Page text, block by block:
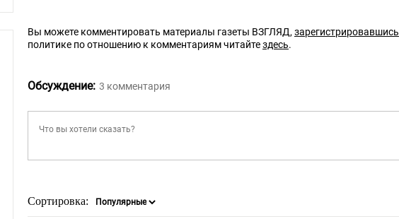
Вы можете комментировать материалы газеты ВЗГЛЯД, зарегистрировавшись
политике по отношению к комментариям читайтездесь.
Обсуждение: 3 комментария
Сортировка: